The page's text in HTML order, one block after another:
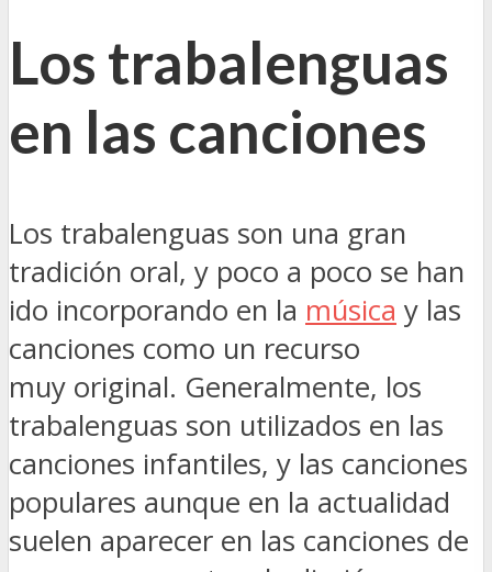
Los trabalenguas
en las canciones
Los trabalenguas son una gran
tradición oral, y poco a poco se han
ido incorporando en la música y las
canciones como un recurso
muy original. Generalmente, los
trabalenguas son utilizados en las
canciones infantiles, y las canciones
populares aunque en la actualidad
suelen aparecer en las canciones de